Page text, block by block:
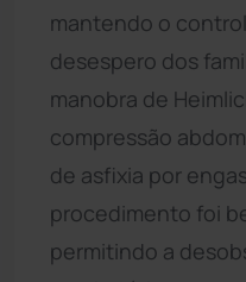
mantendo o
desespero dos
manobra de
compressão
de asfixia por
procedimento foi
permitindo a